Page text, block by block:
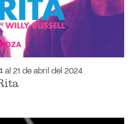
al 21 de abril del 2024